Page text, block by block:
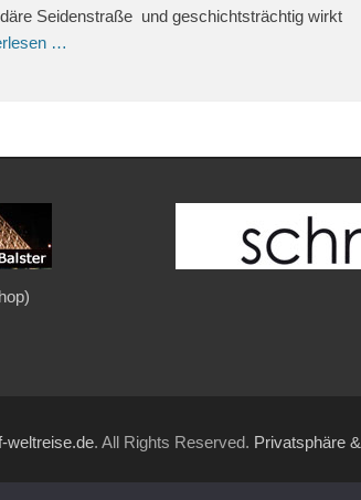
Seidenstraße und geschichtsträchtig wirkt
…
weltreise.de. All Rights Reserved. Privatsphäre